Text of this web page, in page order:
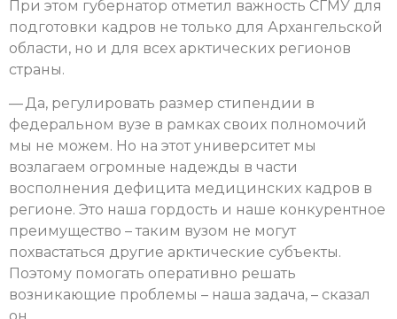
При этом губернатор отметил важность СГМУ для
подготовки кадров не только для Архангельской
области, но и для всех арктических регионов
страны.
— Да, регулировать размер стипендии в
федеральном вузе в рамках своих полномочий
мы не можем. Но на этот университет мы
возлагаем огромные надежды в части
восполнения дефицита медицинских кадров в
регионе. Это наша гордость и наше конкурентное
преимущество – таким вузом не могут
похвастаться другие арктические субъекты.
Поэтому помогать оперативно решать
возникающие проблемы – наша задача, – сказал